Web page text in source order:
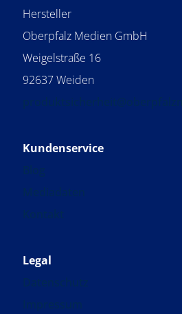
Hersteller
Oberpfalz Medien GmbH
Weigelstraße 16
92637 Weiden
Kundenservice
Blog
Mediadaten
Kontakt
Legal
Datenschutz
Impressum